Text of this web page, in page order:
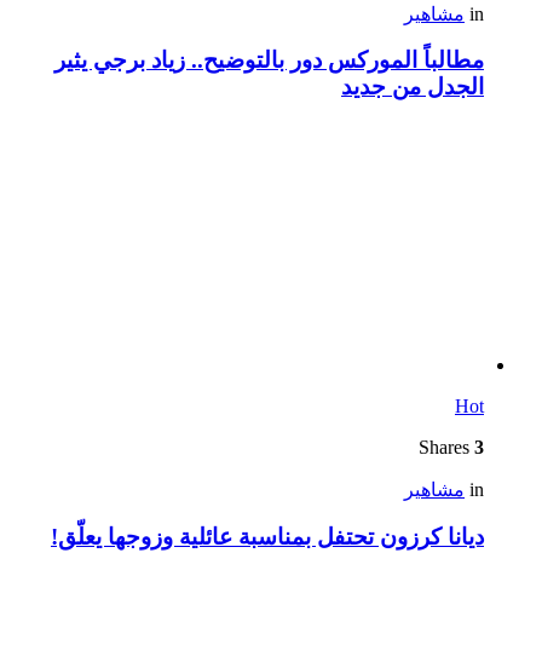
in مشاهير
مطالباً الموركس دور بالتوضيح.. زياد برجي يثير
الجدل من جديد
Hot
3
in مشاهير
ديانا كرزون تحتفل بمناسبة عائلية وزوجها يعلّق!